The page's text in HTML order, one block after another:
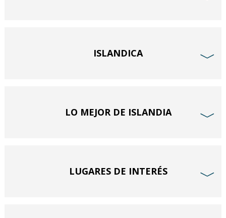
ISLANDICA ﹀
LO MEJOR DE ISLANDIA ﹀
LUGARES DE INTERÉS ﹀